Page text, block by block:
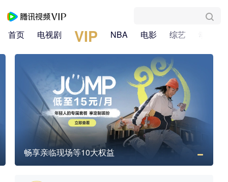
首页 电视剧 VIP NBA 电影 综艺
畅享亲临现场等10大权益